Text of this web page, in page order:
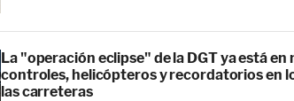
La "operación eclipse" de la DGT ya está en
controles, helicópteros y recordatorios en
las carreteras